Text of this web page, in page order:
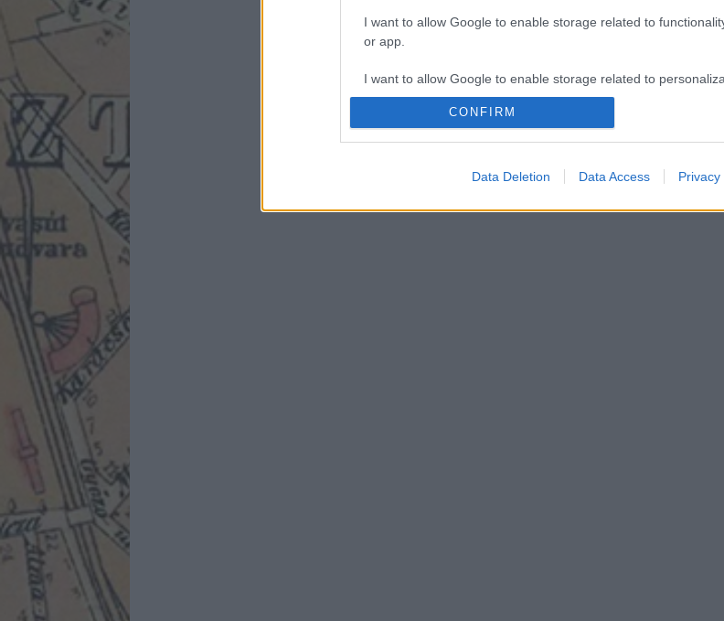
I want to allow Google to enable storage related to
or app.
I want to allow Google to enable storage related to
authentication functionality and fraud prevention, and other
CONFIRM
Data Deletion Data Access Privacy